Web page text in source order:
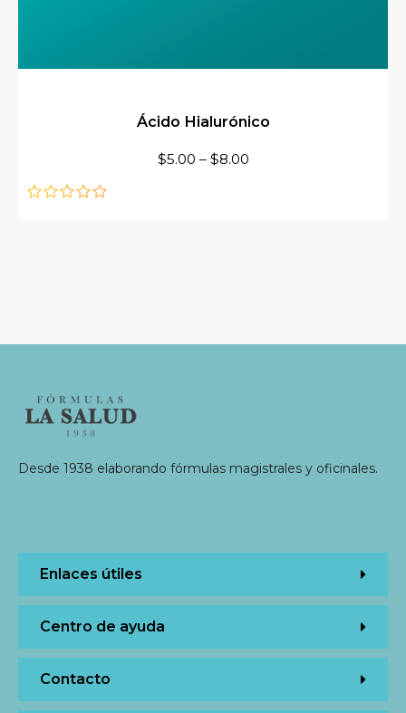
Ácido Hialurónico
$5.00 – $8.00
Desde 1938 elaborando fórmulas magistrales y oficinales.
Enlaces útiles
Centro de ayuda
Contacto